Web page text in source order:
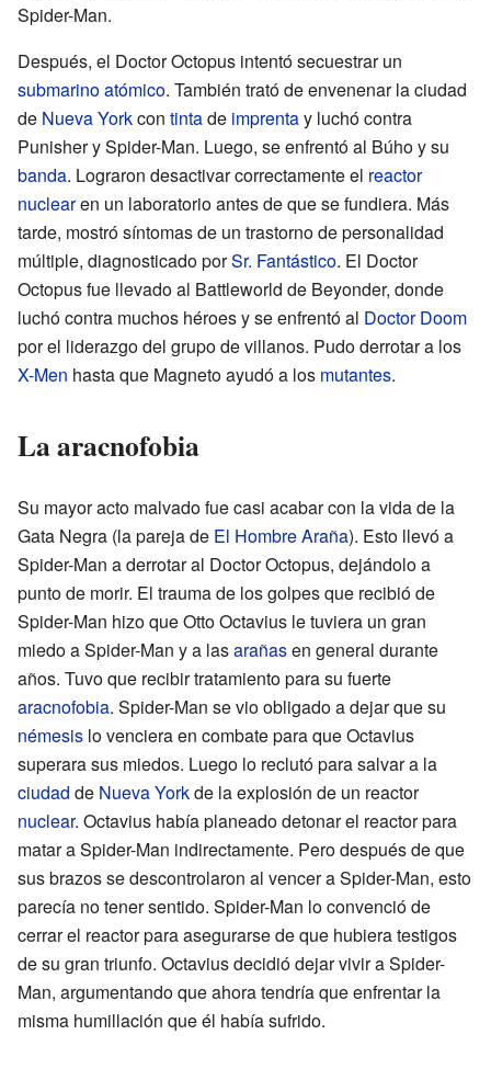
Spider-Man.
Después, el Doctor Octopus intentó secuestrar un
submarino atómico. También trató de envenenar la ciudad
de Nueva Yorkcon tintade imprentay luchó contra
Punisher y Spider-Man. Luego, se enfrentó al Búho y su
banda. Lograron desactivar correctamente el reactor
nuclearen un laboratorio antes de que se fundiera. Más
tarde, mostró síntomas de un trastorno de personalidad
múltiple, diagnosticado porSr. Fantástico. El Doctor
Octopus fue llevado al Battleworld de Beyonder, donde
luchó contra muchos héroes y se enfrentó al Doctor Doom
por el liderazgo del grupo de villanos. Pudo derrotar a los
X-Men hasta que Magneto ayudó a los mutantes.
La aracnofobia
Su mayor acto malvado fue casi acabar con la vida de la
Gata Negra (la pareja de El Hombre Araña). Esto llevó a
Spider-Man a derrotar al Doctor Octopus, dejándolo a
punto de morir. El trauma de los golpes que recibió de
Spider-Man hizo que Otto Octavius le tuviera un gran
miedo a Spider-Man y a lasarañasen general durante
años. Tuvo que recibir tratamiento para su fuerte
aracnofobia. Spider-Man se vio obligado a dejar que su
némesis lo venciera en combate para que Octavius
superara sus miedos. Luego lo reclutó para salvar a la
ciudad de Nueva Yorkde la explosión de un reactor
nuclear. Octavius había planeado detonar el reactor para
matar a Spider-Man indirectamente. Pero después de que
sus brazos se descontrolaron al vencer a Spider-Man, esto
parecía no tener sentido. Spider-Man lo convenció de
cerrar el reactor para asegurarse de que hubiera testigos
de su gran triunfo. Octavius decidió dejar vivir a Spider-
Man, argumentando que ahora tendría que enfrentar la
misma humillación que él había sufrido.